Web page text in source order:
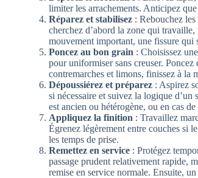
limiter les arrachements. Anticipez
Réparez et stabilisez : Rebouchez
cherchez d’abord la zone qui
mouvement important, une fissure qui
Poncez au bon grain : Choisissez
pour uniformiser sans creuser.
contremarches et limons, finissez à la
Dépoussiérez et préparez : Aspirez
si nécessaire et suivez la logique
est ancien ou hétérogène, ou en cas
Appliquez la finition : Travaillez
Égrenez légèrement entre couches si
les temps de prise.
Remettez en service : Protégez
passage prudent relativement rapide,
remise en service normale. Ensuite,